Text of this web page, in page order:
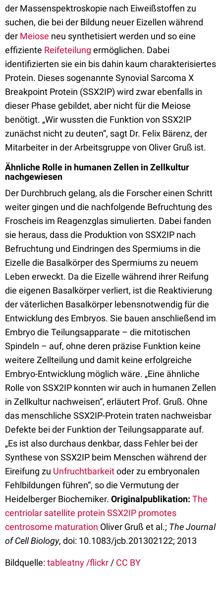
der Massenspektroskopie nach Eiweißstoffen zu
suchen, die bei der Bildung neuer Eizellen während
der Meiose neu synthetisiert werden und so eine
effiziente Reifeteilung ermöglichen. Dabei
identifizierten sie ein bis dahin kaum charakterisiertes
Protein. Dieses sogenannte Synovial Sarcoma X
Breakpoint Protein (SSX2IP) wird zwar ebenfalls in
dieser Phase gebildet, aber nicht für die Meiose
benötigt. „Wir wussten die Funktion von SSX2IP
zunächst nicht zu deuten“, sagt Dr. Felix Bärenz, der
Mitarbeiter in der Arbeitsgruppe von Oliver Gruß ist.
Ähnliche Rolle in humanen Zellen in Zellkultur
nachgewiesen
Der Durchbruch gelang, als die Forscher einen Schritt
weiter gingen und die nachfolgende Befruchtung des
Froscheis im Reagenzglas simulierten. Dabei fanden
sie heraus, dass die Produktion von SSX2IP nach
Befruchtung und Eindringen des Spermiums in die
Eizelle die Basalkörper des Spermiums zu neuem
Leben erweckt. Da die Eizelle während ihrer Reifung
die eigenen Basalkörper verliert, ist die Reaktivierung
der väterlichen Basalkörper lebensnotwendig für die
Entwicklung des Embryos. Sie bauen anschließend im
Embryo die Teilungsapparate – die mitotischen
Spindeln – auf, ohne deren präzise Funktion keine
weitere Zellteilung und damit keine erfolgreiche
Embryo-Entwicklung möglich wäre. „Eine ähnliche
Rolle von SSX2IP konnten wir auch in humanen Zellen
in Zellkultur nachweisen“, erläutert Prof. Gruß. Ohne
das menschliche SSX2IP-Protein traten nachweisbar
Defekte bei der Funktion der Teilungsapparate auf.
„Es ist also durchaus denkbar, dass Fehler bei der
Synthese von SSX2IP beim Menschen während der
Eireifung zu Unfruchtbarkeitoder zu embryonalen
Fehlbildungen führen“, so die Vermutung der
Heidelberger Biochemiker. Originalpublikation: The
centriolar satellite protein SSX2IP promotes
centrosome maturation Oliver Gruß et al.; The Journal
of Cell Biology, doi: 10.1083/jcb.201302122; 2013
Bildquelle:tableatny /flickr / CC BY